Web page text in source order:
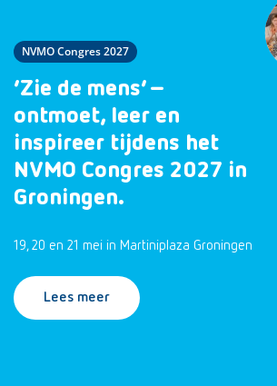
NVMO Congres 2027
‘Zie de mens’ –
ontmoet, leer en
inspireer tijdens het
NVMO Congres 2027 in
Groningen.
19, 20 en 21 mei in Martiniplaza Groningen
Lees meer